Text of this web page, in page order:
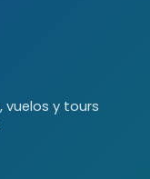
vuelos y tours